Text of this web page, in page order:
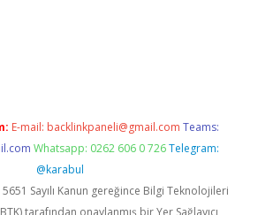
E-mail: backlinkpaneli@gmail.com Teams:
Whatsapp: 0262 606 0 726 Telegram:
@karabul
5651 Sayılı Kanun gereğince Bilgi Teknolojileri
tarafından onaylanmış bir Yer Sağlayıcı